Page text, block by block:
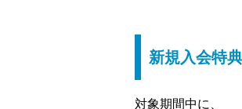
新規入会特
対象期間中に、